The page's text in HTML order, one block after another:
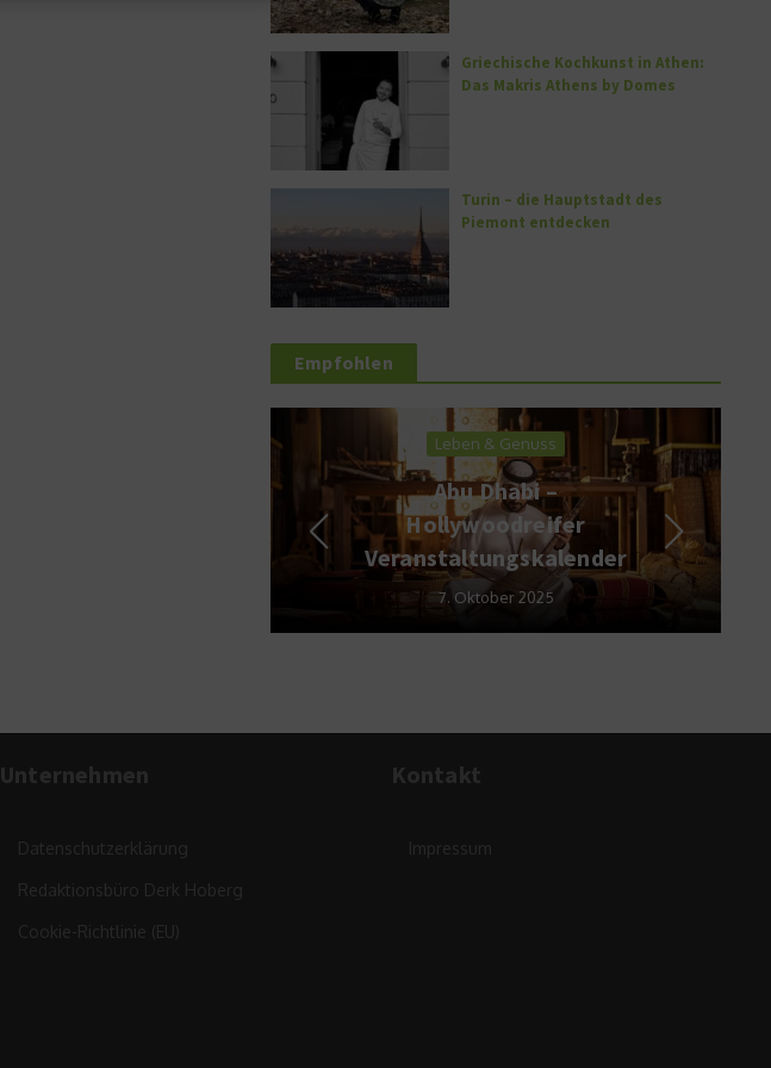
Griechische Kochkunst in Athen:
Das Makris Athens by Domes
Turin – die Hauptstadt des
Piemont entdecken
Empfohlen
Leben & Genuss
Abu Dhabi –
Hollywoodreifer
Veranstaltungskalender
7. Oktober 2025
Unternehmen
Datenschutzerklärung
Redaktionsbüro Derk Hoberg
Cookie-Richtlinie (EU)
Kontakt
Impressum